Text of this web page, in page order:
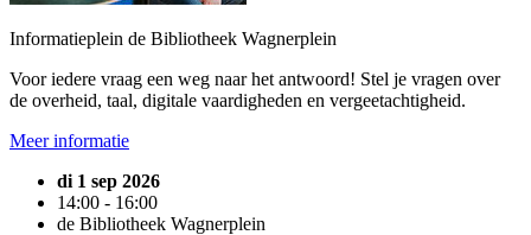
Informatieplein de Bibliotheek Wagnerplein
Voor iedere vraag een weg naar het antwoord! Stel je vragen over
de overheid, taal, digitale vaardigheden en vergeetachtigheid.
Meer informatie
di 1 sep 2026
14:00 - 16:00
de Bibliotheek Wagnerplein